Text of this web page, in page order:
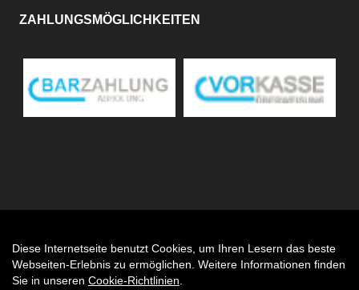
ZAHLUNGSMÖGLICHKEITEN
Diese Internetseite benutzt Cookies, um Ihren Lesern das beste
Webseiten-Erlebnis zu ermöglichen. Weitere Informationen finden
Sie in unseren Cookie-Richtlinien
Auftrag widerrufen